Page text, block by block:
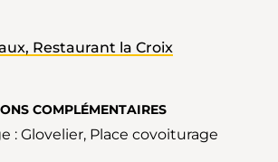
COMPLÉMENTAIRES
: Glovelier, Place covoiturage